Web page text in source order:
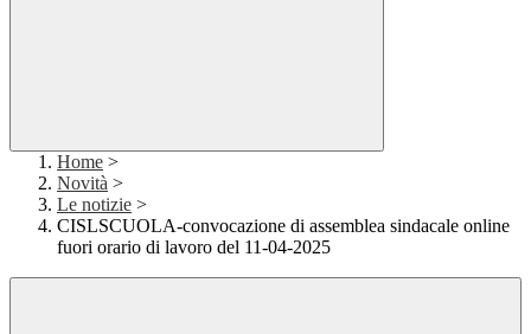
Home >
Novità >
Le notizie >
CISLSCUOLA-convocazione di assemblea sindacale online
fuori orario di lavoro del 11-04-2025